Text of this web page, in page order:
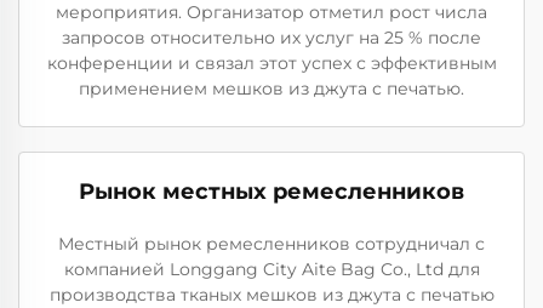
мероприятия. Организатор отметил рост числа
запросов относительно их услуг на 25 % после
конференции и связал этот успех с эффективным
применением мешков из джута с печатью.
Рынок местных ремесленников
Местный рынок ремесленников сотрудничал с
компанией Longgang City Aite Bag Co., Ltd для
производства тканых мешков из джута с печатью